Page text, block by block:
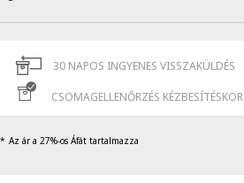
30 NAPOS INGYENES VISSZAKÜLDÉS
CSOMAGELLENŐRZÉS KÉZBESÍTÉSKOR
Az ár a 27%-os Áfát tartalmazza